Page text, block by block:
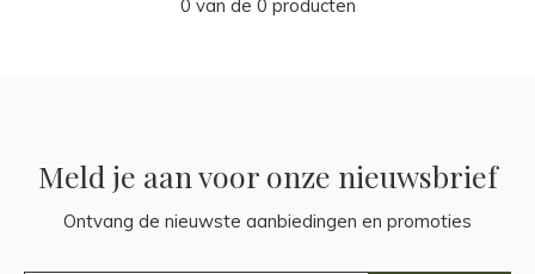
0 van de 0 producten
Meld je aan voor onze nieuwsbrief
Ontvang de nieuwste aanbiedingen en promoties